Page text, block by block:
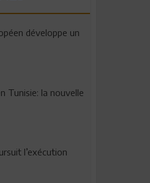
développe un
Tunisie: la nouvelle
l’exécution